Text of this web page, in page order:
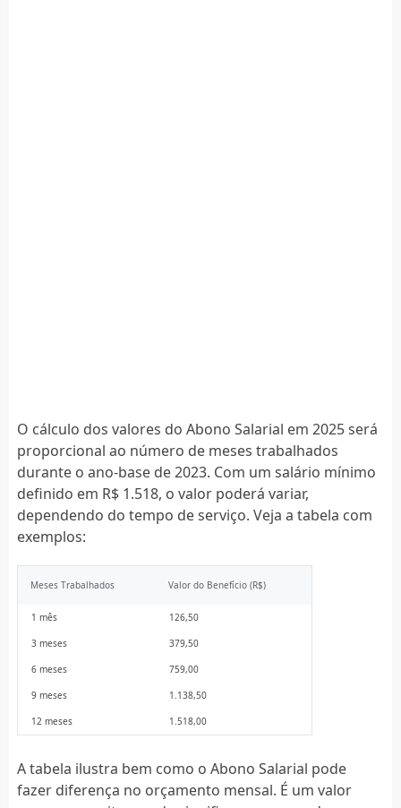
O cálculo dos valores do Abono Salarial em 2025 será
proporcional ao número de meses trabalhados
durante o ano-base de 2023. Com um salário mínimo
definido em R$ 1.518, o valor poderá variar,
dependendo do tempo de serviço. Veja a tabela com
exemplos:
Meses Trabalhados Valor do Benefício (R$)
1 mês 126,50
3 meses 379,50
6 meses 759,00
9 meses 1.138,50
12 meses 1.518,00
A tabela ilustra bem como o Abono Salarial pode
fazer diferença no orçamento mensal. É um valor